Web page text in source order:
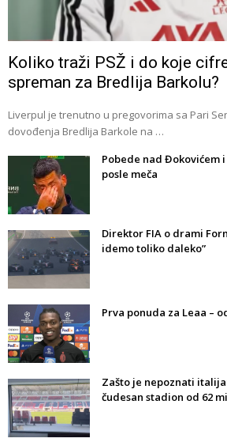
Koliko traži PSŽ i do koje
spreman za Bredlija Barkolu?
Liverpul je trenutno u pregovorima sa Pari
dovođenja Bredlija Barkole na …
Pobede nad Đokovićem
posle meča
Direktor FIA o drami
idemo toliko daleko”
Prva ponuda za Leaa –
Zašto je nepoznati
čudesan stadion od 62